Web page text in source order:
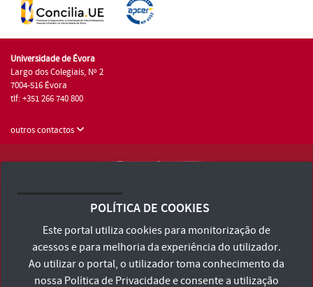
Universidade de Évora
Largo dos Colegiais, Nº 2
7004-516 Évora
tlf: +351 266 740 800
outros contactos
Consulte os Termos e Condições e Política de Privacidade
Declaração de Acessibilidade
POLÍTICA DE COOKIES
Este portal utiliza cookies para monitorização de
acessos e para melhoria da experiência do utilizador.
Ao utilizar o portal, o utilizador toma conhecimento da
nossa Política de Privacidadee consente a utilização